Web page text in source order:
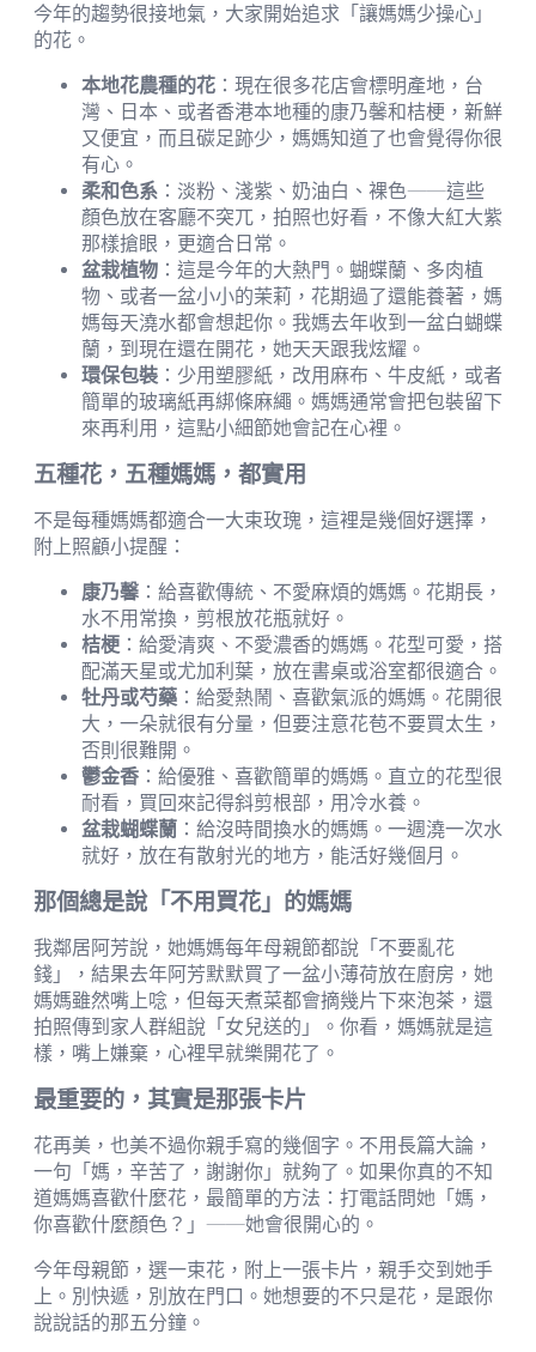
今年的趨勢很接地氣，大家開始追求「讓媽媽少操心」
的花。
本地花農種的花 ：現在很多花店會標明產地，台
灣、日本、或者香港本地種的康乃馨和桔梗，新鮮
又便宜，而且碳足跡少，媽媽知道了也會覺得你很
有心。
柔和色系 ：淡粉、淺紫、奶油白、裸色——這些
顏色放在客廳不突兀，拍照也好看，不像大紅大紫
那樣搶眼，更適合日常。
盆栽植物 ：這是今年的大熱門。蝴蝶蘭、多肉植
物、或者一盆小小的茉莉，花期過了還能養著，媽
媽每天澆水都會想起你。我媽去年收到一盆白蝴蝶
蘭，到現在還在開花，她天天跟我炫耀。
環保包裝 ：少用塑膠紙，改用麻布、牛皮紙，或者
簡單的玻璃紙再綁條麻繩。媽媽通常會把包裝留下
來再利用，這點小細節她會記在心裡。
五種花，五種媽媽，都實用
不是每種媽媽都適合一大束玫瑰，這裡是幾個好選擇，
附上照顧小提醒：
康乃馨 ：給喜歡傳統、不愛麻煩的媽媽。花期長，
水不用常換，剪根放花瓶就好。
桔梗 ：給愛清爽、不愛濃香的媽媽。花型可愛，搭
配滿天星或尤加利葉，放在書桌或浴室都很適合。
牡丹或芍藥 ：給愛熱鬧、喜歡氣派的媽媽。花開很
大，一朵就很有分量，但要注意花苞不要買太生，
否則很難開。
鬱金香 ：給優雅、喜歡簡單的媽媽。直立的花型很
耐看，買回來記得斜剪根部，用冷水養。
盆栽蝴蝶蘭 ：給沒時間換水的媽媽。一週澆一次水
就好，放在有散射光的地方，能活好幾個月。
那個總是說「不用買花」的媽媽
我鄰居阿芳說，她媽媽每年母親節都說「不要亂花
錢」，結果去年阿芳默默買了一盆小薄荷放在廚房，她
媽媽雖然嘴上唸，但每天煮菜都會摘幾片下來泡茶，還
拍照傳到家人群組說「女兒送的」。你看，媽媽就是這
樣，嘴上嫌棄，心裡早就樂開花了。
最重要的，其實是那張卡片
花再美，也美不過你親手寫的幾個字。不用長篇大論，
一句「媽，辛苦了，謝謝你」就夠了。如果你真的不知
道媽媽喜歡什麼花，最簡單的方法：打電話問她「媽，
你喜歡什麼顏色？」——她會很開心的。
今年母親節，選一束花，附上一張卡片，親手交到她手
上。別快遞，別放在門口。她想要的不只是花，是跟你
說說話的那五分鐘。